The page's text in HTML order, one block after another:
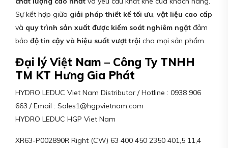
Sự kết hợp giữa giải pháp thiết kế tối ưu, vật liệu cao cấp
và quy trình sản xuất được kiểm soát nghiêm ngặt đảm
bảo độ tin cậy và hiệu suất vượt trội cho mọi sản phẩm.
Đại lý Việt Nam – Công Ty TNHH
TM KT Hưng Gia Phát
HYDRO LEDUC Viet Nam Distributor / Hotline : 0938 906
663 / Email : Sales1@hgpvietnam.com
HYDRO LEDUC HGP Viet Nam
XR63-P002890R Right (CW) 63 400 450 2350 401,5 11,4